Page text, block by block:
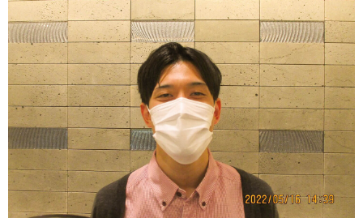
イ
ン
ト
）
｜
介
護
働
く
リ
ア
ル
を
伝
え
る
情
報
メ